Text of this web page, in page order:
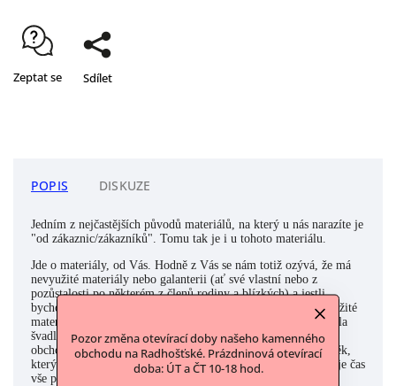
Pozor změna otevírací doby našeho kamenného
obchodu na Radhošťské. Prázdninová otevírací
doba: ÚT a ČT 10-18 hod.
Zeptat se Sdílet
POPIS DISKUZE
Jedním z nejčastějších původů materiálů, na který u nás narazíte je
"od zákaznic/zákazníků". Tomu tak je i u tohoto materiálu.
Jde o materiály, od Vás. Hodně z Vás se nám totiž ozývá, že má
nevyužité materiály nebo galanterii (ať své vlastní nebo z
pozůstalosti po některém z členů rodiny a blízkých) a jestli
bychom tyto materiály nechtěli odkoupit. Často to jsou nevyužité
materiály po babičce, která celý život šila, mamince, která byla
švadlena či krejčová nebo někdo z rodiny, kdo třeba s látkami
obchodoval a zavřel své podnikání. A nebo to byl přímo člověk,
který to třeba se svými zásobami přehnal a musel usoudit, že je čas
vše poslat dál a udělat čistku. Ano, známe to všichni:)